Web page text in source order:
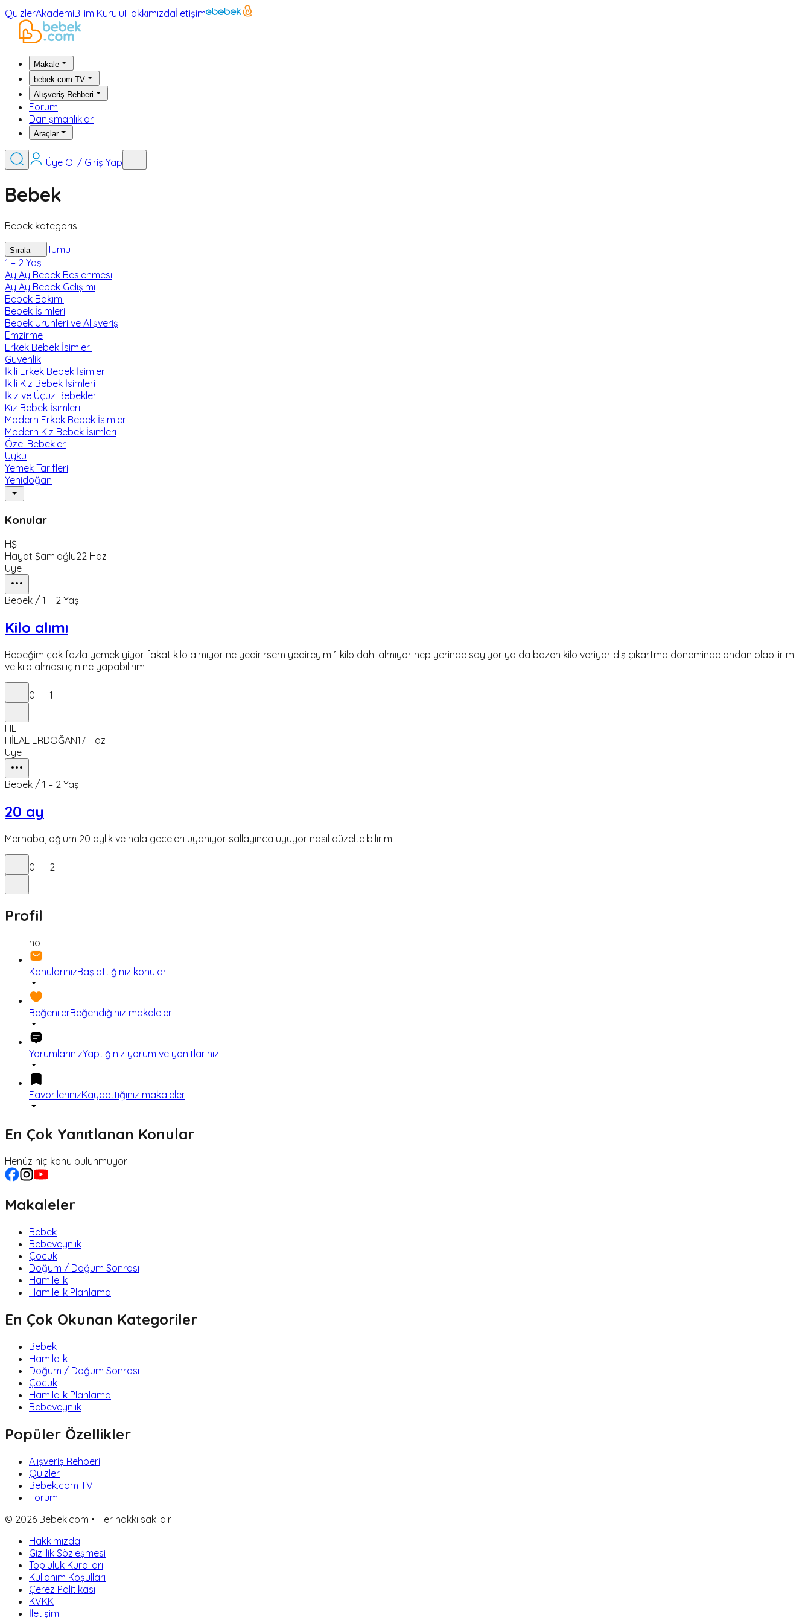
QuizlerAkademiBilim KuruluHakkımızdaİletişim
Makale
bebek.com TV
Alışveriş Rehberi
Forum
Danışmanlıklar
Araçlar
Üye Ol / Giriş Yap
Bebek
Bebek kategorisi
Sırala
Tümü
1 – 2 Yaş
Ay Ay Bebek Beslenmesi
Ay Ay Bebek Gelişimi
Bebek Bakımı
Bebek İsimleri
Bebek Ürünleri ve Alışveriş
Emzirme
Erkek Bebek İsimleri
Güvenlik
İkili Erkek Bebek İsimleri
İkili Kız Bebek İsimleri
İkiz ve Üçüz Bebekler
Kız Bebek İsimleri
Modern Erkek Bebek İsimleri
Modern Kız Bebek İsimleri
Özel Bebekler
Uyku
Yemek Tarifleri
Yenidoğan
Konular
HŞ
Hayat Şamioğlu22 Haz
Üye
Bebek / 1 – 2 Yaş
Kilo alımı
Bebeğim çok fazla yemek yiyor fakat kilo almıyor ne yedirirsem yedireyim 1 kilo dahi almıyor hep yerinde sayıyor ya da bazen kilo veriyor diş çıkartma döneminde ondan olabilir mi
ve kilo alması için ne yapabilirim
0 1
HE
HİLAL ERDOĞAN17 Haz
Üye
Bebek / 1 – 2 Yaş
20 ay
Merhaba, oğlum 20 aylık ve hala geceleri uyanıyor sallayınca uyuyor nasıl düzelte bilirim
0 2
Profil
no
KonularınızBaşlattığınız konular
BeğenilerBeğendiğiniz makaleler
YorumlarınızYaptığınız yorum ve yanıtlarınız
FavorilerinizKaydettiğiniz makaleler
En Çok Yanıtlanan Konular
Henüz hiç konu bulunmuyor.
Makaleler
Bebek
Bebeveynlik
Çocuk
Doğum / Doğum Sonrası
Hamilelik
Hamilelik Planlama
En Çok Okunan Kategoriler
Bebek
Hamilelik
Doğum / Doğum Sonrası
Çocuk
Hamilelik Planlama
Bebeveynlik
Popüler Özellikler
Alışveriş Rehberi
Quizler
Bebek.com TV
Forum
© 2026 Bebek.com • Her hakkı saklıdır.
Hakkımızda
Gizlilik Sözleşmesi
Topluluk Kuralları
Kullanım Koşulları
Çerez Politikası
KVKK
İletişim